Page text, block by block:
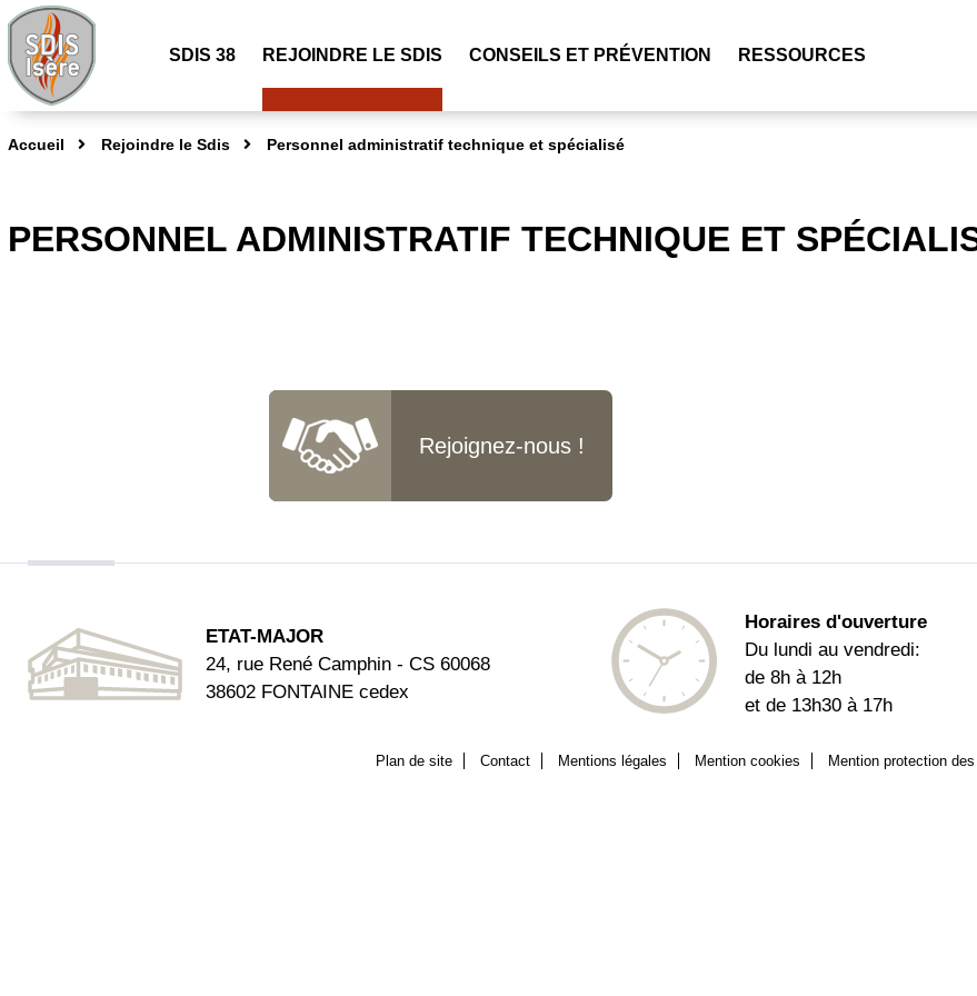
SDIS 38 REJOINDRE LE SDIS CONSEILS ET PRÉVENTION RESSOURCES
Accueil Rejoindre le Sdis Personnel administratif technique et spécialisé
PERSONNEL ADMINISTRATIF TECHNIQUE ET
Rejoignez-nous !
ETAT-MAJOR
24, rue René Camphin - CS 60068
38602 FONTAINE cedex
Horaires d'ouverture
Du lundi au vendredi:
de 8h à 12h
et de 13h30 à 17h
Plan de site Contact Mentions légales Mention cookies Mention protection